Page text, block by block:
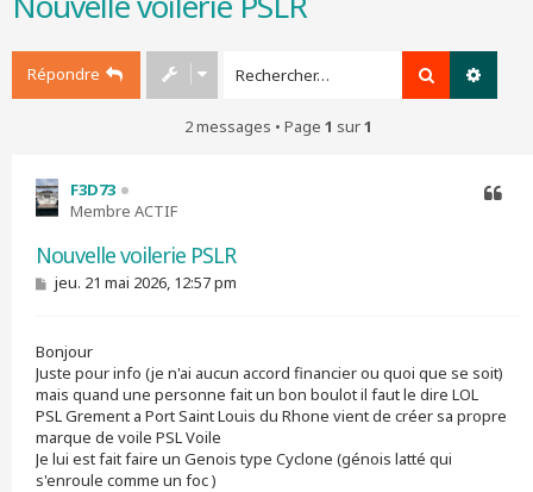
Répondre Rechercher
2 messages • Page 1 sur1
F3D73
Membre ACTIF
Nouvelle voilerie PSLR
M
e
a
g
e
jeu. 21 mai 2026, 12:57 pm
Bonjour
Juste pour info (je n'ai aucun accord financier ou quoi que se soit)
mais quand une personne fait un bon boulot il faut le dire LOL
PSL Grement a Port Saint Louis du Rhone vient de créer sa propre
marque de voile PSL Voile
Je lui est fait faire un Genois type Cyclone (génois latté qui
s'enroule comme un foc )